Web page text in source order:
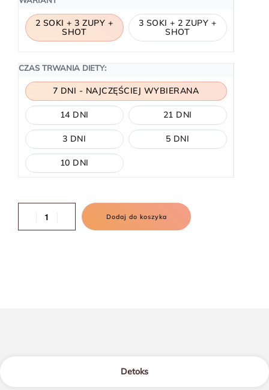
2 SOKI + 3 ZUPY +
SHOT
3 SOKI + 2 ZUPY +
SHOT
CZAS TRWANIA DIETY:
7 DNI - NAJCZĘŚCIEJ WYBIERANA
14 DNI 21 DNI
3 DNI 5 DNI
10 DNI
Dodaj do koszyka
Detoks